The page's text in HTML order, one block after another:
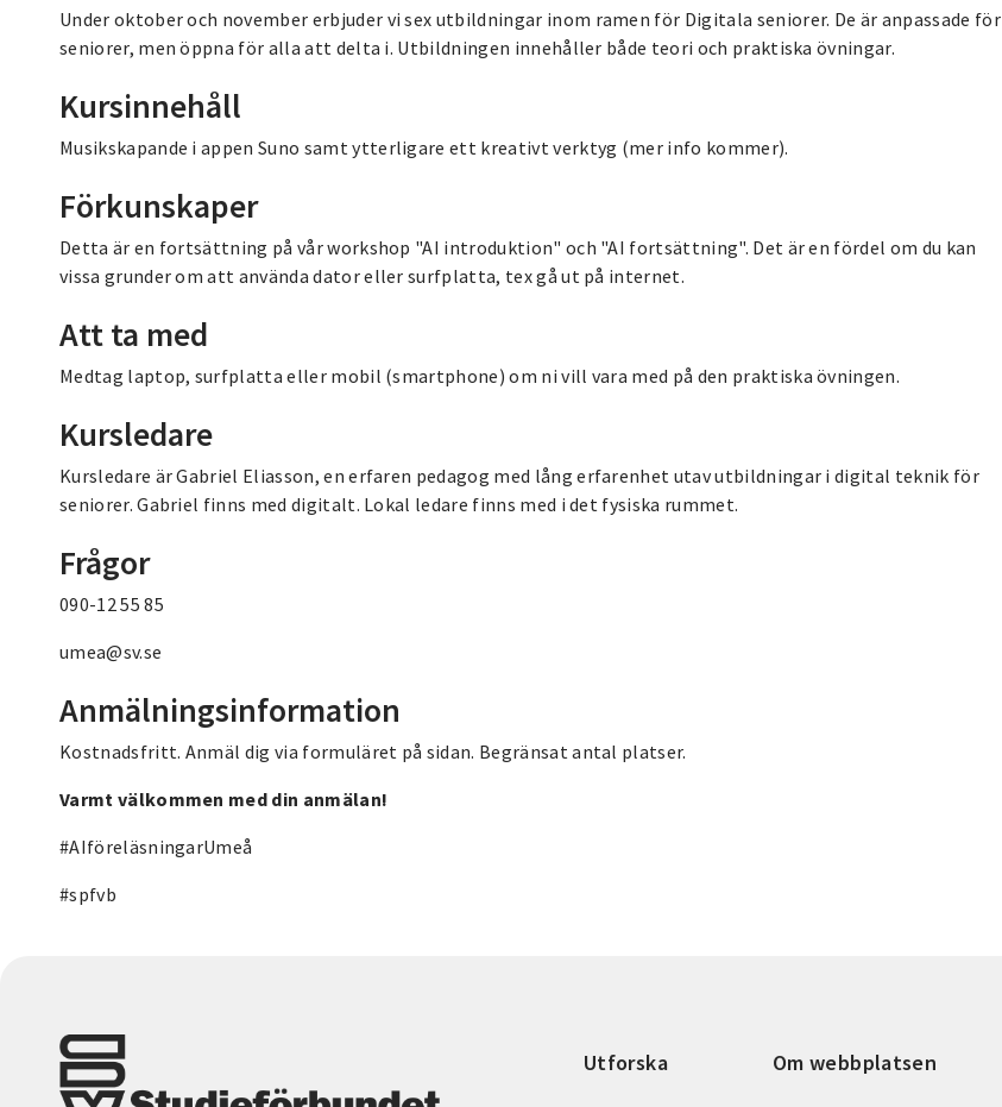
Under oktober och november erbjuder vi sex utbildningar inom ramen för Digitala seniorer. De är anpassade för
seniorer, men öppna för alla att delta i. Utbildningen innehåller både teori och praktiska övningar.
Kursinnehåll
Musikskapande i appen Suno samt ytterligare ett kreativt verktyg (mer info kommer).
Förkunskaper
Detta är en fortsättning på vår workshop "AI introduktion" och "AI fortsättning". Det är en fördel om du kan
vissa grunder om att använda dator eller surfplatta, tex gå ut på internet.
Att ta med
Medtag laptop, surfplatta eller mobil (smartphone) om ni vill vara med på den praktiska övningen.
Kursledare
Kursledare är Gabriel Eliasson, en erfaren pedagog med lång erfarenhet utav utbildningar i digital teknik för
seniorer. Gabriel finns med digitalt. Lokal ledare finns med i det fysiska rummet.
Frågor
090-12 55 85
umea@sv.se
Anmälningsinformation
Kostnadsfritt. Anmäl dig via formuläret på sidan. Begränsat antal platser.
Varmt välkommen med din anmälan!
#AIföreläsningarUmeå
#spfvb
Utforska Om webbplatsen